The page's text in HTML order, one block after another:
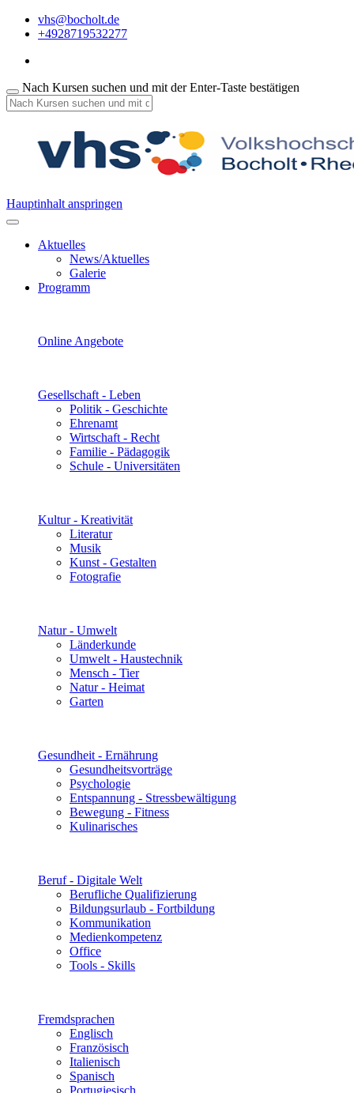
vhs@bocholt.de
+4928719532277
Nach Kursen suchen und mit der Enter-Taste bestätigen
Hauptinhalt anspringen
Aktuelles
News/Aktuelles
Galerie
Programm
Online Angebote
Gesellschaft - Leben
Politik - Geschichte
Ehrenamt
Wirtschaft - Recht
Familie - Pädagogik
Schule - Universitäten
Kultur - Kreativität
Literatur
Musik
Kunst - Gestalten
Fotografie
Natur - Umwelt
Länderkunde
Umwelt - Haustechnik
Mensch - Tier
Natur - Heimat
Garten
Gesundheit - Ernährung
Gesundheitsvorträge
Psychologie
Entspannung - Stressbewältigung
Bewegung - Fitness
Kulinarisches
Beruf - Digitale Welt
Berufliche Qualifizierung
Bildungsurlaub - Fortbildung
Kommunikation
Medienkompetenz
Office
Tools - Skills
Fremdsprachen
Englisch
Französisch
Italienisch
Spanisch
Portugiesisch